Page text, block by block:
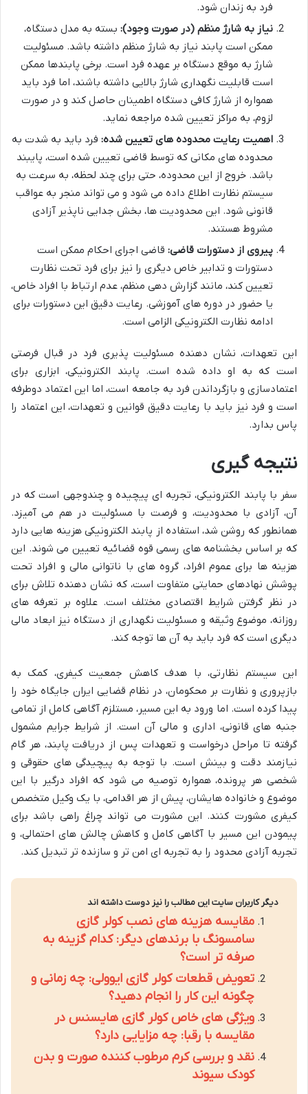
فرد به زندان شود.
نیاز به شارژ منظم (در صورت وجود): بسته به مدل دستگاه،
ممکن است پابند نیاز به شارژ منظم داشته باشد. مسئولیت
شارژ به موقع دستگاه بر عهده فرد است. برخی پابندها ممکن
است قابلیت نگهداری شارژ بالایی داشته باشند، اما فرد باید
همواره از شارژ کافی دستگاه اطمینان حاصل کند و در صورت
لزوم، به مراکز تعیین شده مراجعه نماید.
اهمیت رعایت محدوده های تعیین شده: فرد باید به شدت به
محدوده های مکانی که توسط قاضی تعیین شده است، پایبند
باشد. خروج از این محدوده، حتی برای چند لحظه، به سرعت به
سیستم نظارت اطلاع داده می شود و می تواند منجر به عواقب
قانونی شود. این محدودیت ها، بخش جدایی ناپذیر آزادی
مشروط هستند.
پیروی از دستورات قاضی: قاضی اجرای احکام ممکن است
دستورات و تدابیر خاص دیگری را نیز برای فرد تحت نظارت
تعیین کند، مانند گزارش دهی منظم، عدم ارتباط با افراد خاص،
یا حضور در دوره های آموزشی. رعایت دقیق این دستورات برای
ادامه نظارت الکترونیکی الزامی است.
این تعهدات، نشان دهنده مسئولیت پذیری فرد در قبال فرصتی
است که به او داده شده است. پابند الکترونیکی، ابزاری برای
اعتمادسازی و بازگرداندن فرد به جامعه است، اما این اعتماد دوطرفه
است و فرد نیز باید با رعایت دقیق قوانین و تعهدات، این اعتماد را
پاس بدارد.
نتیجه گیری
سفر با پابند الکترونیکی، تجربه ای پیچیده و چندوجهی است که در
آن، آزادی با محدودیت، و فرصت با مسئولیت در هم می آمیزد.
همانطور که روشن شد، استفاده از پابند الکترونیکی هزینه هایی دارد
که بر اساس بخشنامه های رسمی قوه قضائیه تعیین می شوند. این
هزینه ها برای عموم افراد، گروه های با ناتوانی مالی و افراد تحت
پوشش نهادهای حمایتی متفاوت است، که نشان دهنده تلاش برای
در نظر گرفتن شرایط اقتصادی مختلف است. علاوه بر تعرفه های
روزانه، موضوع وثیقه و مسئولیت نگهداری از دستگاه نیز ابعاد مالی
دیگری است که فرد باید به آن ها توجه کند.
این سیستم نظارتی، با هدف کاهش جمعیت کیفری، کمک به
بازپروری و نظارت بر محکومان، در نظام قضایی ایران جایگاه خود را
پیدا کرده است. اما ورود به این مسیر، مستلزم آگاهی کامل از تمامی
جنبه های قانونی، اداری و مالی آن است. از شرایط جرایم مشمول
گرفته تا مراحل درخواست و تعهدات پس از دریافت پابند، هر گام
نیازمند دقت و بینش است. با توجه به پیچیدگی های حقوقی و
شخصی هر پرونده، همواره توصیه می شود که افراد درگیر با این
موضوع و خانواده هایشان، پیش از هر اقدامی، با یک وکیل متخصص
کیفری مشورت کنند. این مشورت می تواند چراغ راهی باشد برای
پیمودن این مسیر با آگاهی کامل و کاهش چالش های احتمالی، و
تجربه آزادی محدود را به تجربه ای امن تر و سازنده تر تبدیل کند.
دیگر کاربران سایت این مطالب را نیز دوست داشته اند
مقایسه هزینه های نصب کولر گازی
سامسونگ با برندهای دیگر: کدام گزینه به
صرفه تر است؟
تعویض قطعات کولر گازی ایوولی: چه زمانی و
چگونه این کار را انجام دهید؟
ویژگی های خاص کولر گازی هایسنس در
مقایسه با رقبا: چه مزایایی دارد؟
نقد و بررسی کرم مرطوب کننده صورت و بدن
کودک سیوند